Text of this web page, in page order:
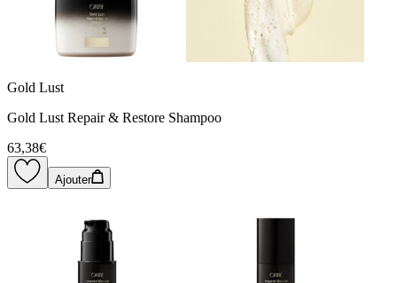
Gold Lust
Gold Lust Repair & Restore Shampoo
63,38€
Ajouter